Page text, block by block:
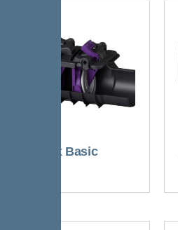
Staufix Basic